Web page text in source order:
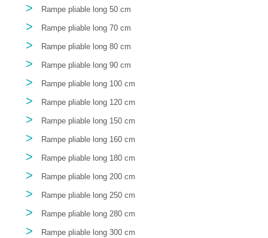
> Rampe pliable long 50 cm
> Rampe pliable long 70 cm
> Rampe pliable long 80 cm
> Rampe pliable long 90 cm
> Rampe pliable long 100 cm
> Rampe pliable long 120 cm
> Rampe pliable long 150 cm
> Rampe pliable long 160 cm
> Rampe pliable long 180 cm
> Rampe pliable long 200 cm
> Rampe pliable long 250 cm
> Rampe pliable long 280 cm
> Rampe pliable long 300 cm